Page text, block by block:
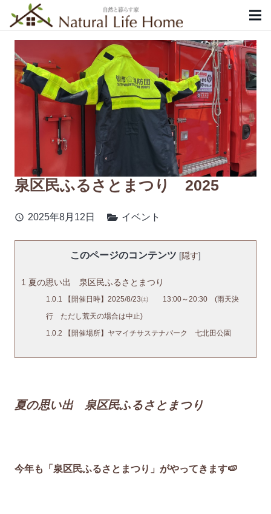
泉区民ふるさとまつり 2025
schedule 2025年8月12日 イベント
このページのコンテンツ [隠す]
1 夏の思い出 泉区民ふるさとまつり
1.0.1 【開催日時】2025/8/23㈯ 13:00～20:30 (雨天決
行 ただし荒天の場合は中止)
1.0.2 【開催場所】ヤマイチサステナパーク 七北田公園
夏の思い出 泉区民ふるさとまつり
今年も「泉区民ふるさとまつり」がやってきます🍉